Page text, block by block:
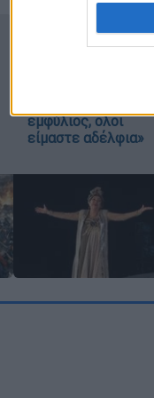
I want
I want
I want
Κωνσταντινίδου
εμφύλιος, όλοι
είμαστε αδέλφια»